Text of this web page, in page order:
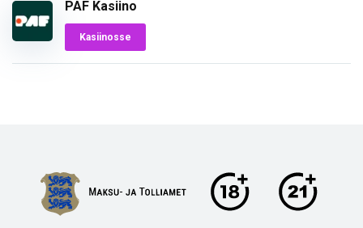
PAF Kasiino
Kasiinosse